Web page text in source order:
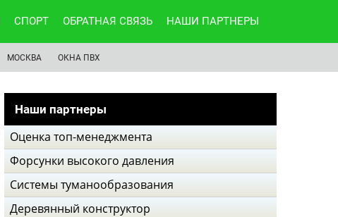
СПОРТ ОБРАТНАЯ СВЯЗЬ НАШИ ПАРТНЕРЫ
МОСКВА ОКНА ПВХ
Наши партнеры
Оценка топ-менеджмента
Форсунки высокого давления
Системы туманообразования
Деревянный конструктор